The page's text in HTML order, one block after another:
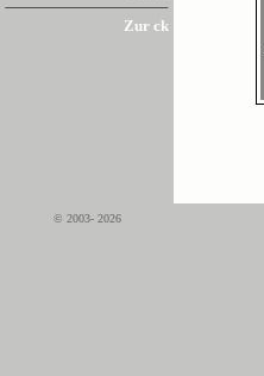
Zur ck
© 2003- 2026